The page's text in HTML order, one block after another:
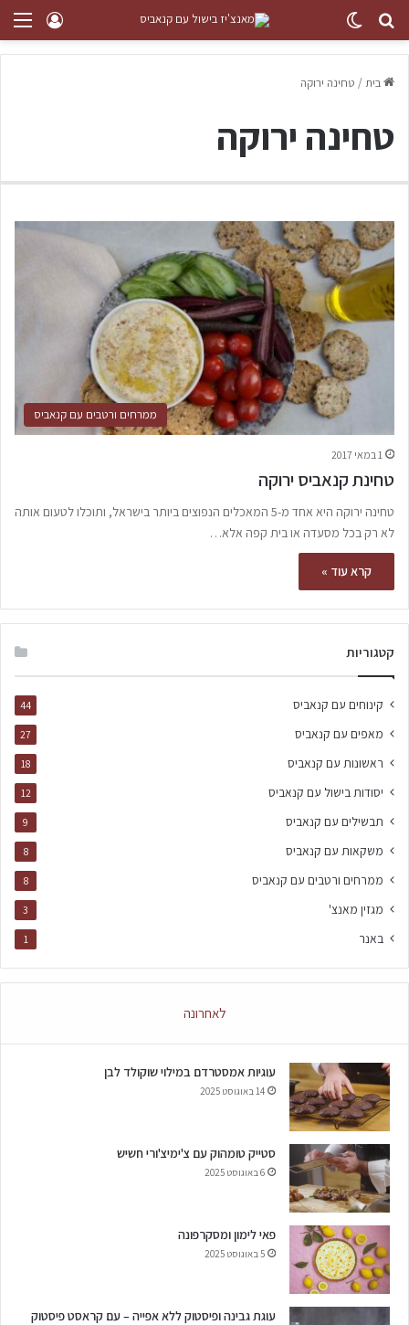
בית/ טחינה ירוקה
טחינה ירוקה
ממרחים ורטבים עם קנאביס
1 במאי 2017
טחינת קנאביס ירוקה
טחינה ירוקה היא אחד מ-5 המאכלים הנפוצים ביותר בישראל, ותוכלו לטעום אותה
לא רק בכל מסעדה או בית קפה אלא…
קרא עוד »
קטגוריות
קינוחים עם קנאביס 44
מאפים עם קנאביס 27
ראשונות עם קנאביס 18
יסודות בישול עם קנאביס 12
תבשילים עם קנאביס 9
משקאות עם קנאביס 8
ממרחים ורטבים עם קנאביס 8
מגזין מאנצ' 3
באנר 1
לאחרונה
עוגיות אמסטרדם במילוי שוקולד לבן
14 באוגוסט 2025
סטייק טומהוק עם צ'ימיצ'ורי חשיש
6 באוגוסט 2025
פאי לימון ומסקרפונה
5 באוגוסט 2025
עוגת גבינה ופיסטוק ללא אפייה – עם קראסט פיסטוק